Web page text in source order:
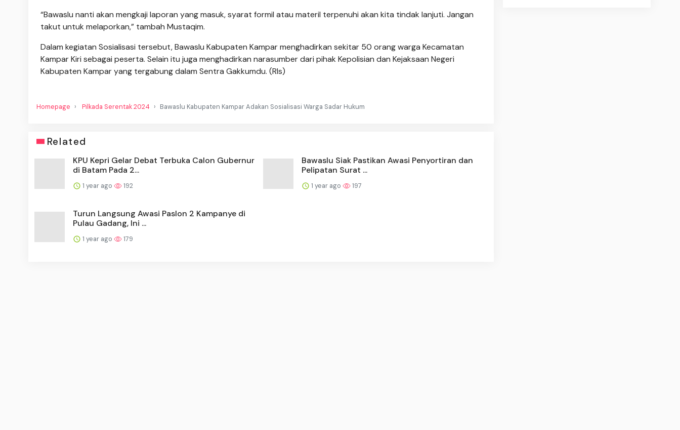
“Bawaslu nanti akan mengkaji laporan yang masuk, syarat formil atau materil terpenuhi akan kita tindak lanjuti. Jangan
takut untuk melaporkan,” tambah Mustaqim.
Dalam kegiatan Sosialisasi tersebut, Bawaslu Kabupaten Kampar menghadirkan sekitar 50 orang warga Kecamatan
Kampar Kiri sebagai peserta. Selain itu juga menghadirkan narasumber dari pihak Kepolisian dan Kejaksaan Negeri
Kabupaten Kampar yang tergabung dalam Sentra Gakkumdu. (Rls)
Homepage Pilkada Serentak 2024 Bawaslu Kabupaten Kampar Adakan Sosialisasi Warga Sadar Hukum
Related
KPU Kepri Gelar Debat Terbuka Calon Gubernur
di Batam Pada 2...
1 year ago 192
Bawaslu Siak Pastikan Awasi Penyortiran dan
Pelipatan Surat ...
1 year ago 197
Turun Langsung Awasi Paslon 2 Kampanye di
Pulau Gadang, Ini ...
1 year ago 179